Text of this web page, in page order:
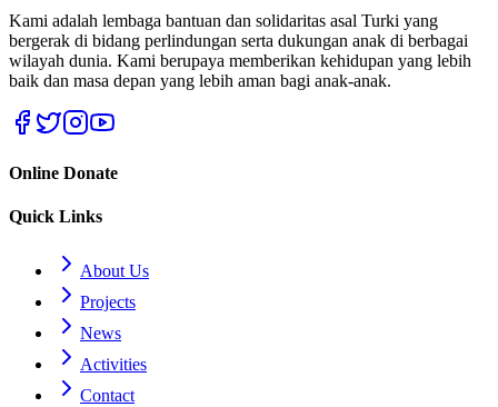
Kami adalah lembaga bantuan dan solidaritas asal Turki yang
bergerak di bidang perlindungan serta dukungan anak di berbagai
wilayah dunia. Kami berupaya memberikan kehidupan yang lebih
baik dan masa depan yang lebih aman bagi anak-anak.
Online Donate
Quick Links
About Us
Projects
News
Activities
Contact